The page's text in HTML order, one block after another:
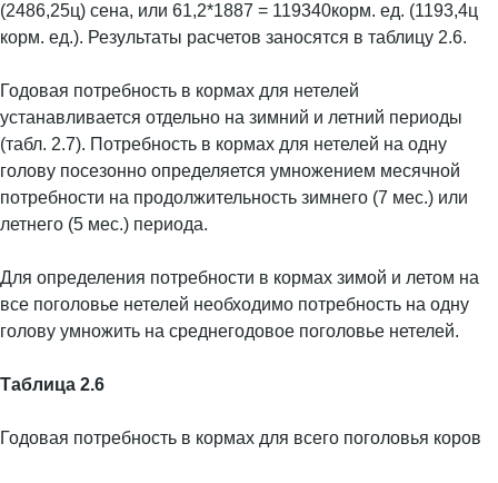
(2486,25ц) сена, или 61,2*1887 = 119340корм. ед. (1193,4ц
корм. ед.). Результаты расчетов заносятся в таблицу 2.6.
Годовая потребность в кормах для нетелей
устанавливается отдельно на зимний и летний периоды
(табл. 2.7). Потребность в кормах для нетелей на одну
голову посезонно определяется умножением месячной
потребности на продолжительность зимнего (7 мес.) или
летнего (5 мес.) периода.
Для определения потребности в кормах зимой и летом на
все поголовье нетелей необходимо потребность на одну
голову умножить на среднегодовое поголовье нетелей.
Таблица 2.6
Годовая потребность в кормах для всего поголовья коров